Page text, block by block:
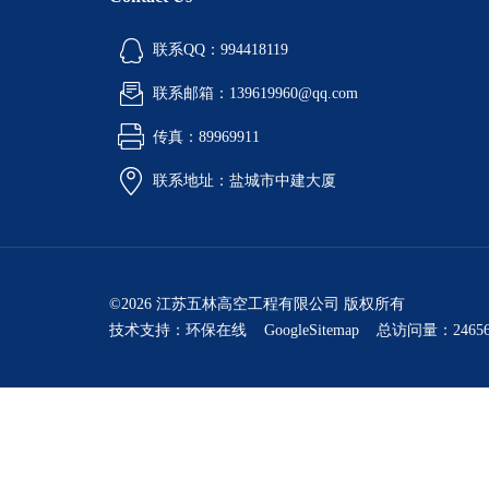
联系QQ：994418119
联系邮箱：139619960@qq.com
传真：89969911
联系地址：盐城市中建大厦
©2026 江苏五林高空工程有限公司 版权所有
技术支持： 环保在线 GoogleSitemap 总访问量：